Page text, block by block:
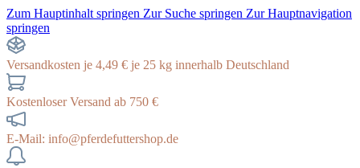
Zum Hauptinhalt springen Zur Suche springen Zur Hauptnavigation
springen
Versandkosten je 4,49 € je 25 kg innerhalb Deutschland
Kostenloser Versand ab 750 €
E-Mail: info@pferdefuttershop.de